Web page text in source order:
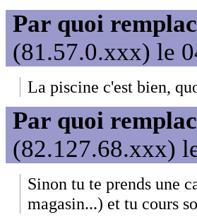
Par quoi
(81.57.0.xxx) le
La piscine c'est bien,
Par quoi
(82.127.68.xxx)
Sinon tu te prends une
magasin...) et tu cours